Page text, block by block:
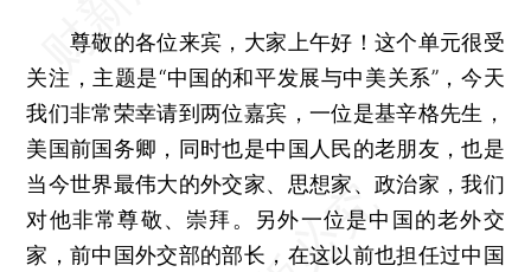
尊敬的各位来宾，大家上午好！这个单元很受
关注，主题是“中国的和平发展与中美关系”，今天
我们非常荣幸请到两位嘉宾，一位是基辛格先生，
美国前国务卿，同时也是中国人民的老朋友，也是
当今世界最伟大的外交家、思想家、政治家，我们
对他非常尊敬、崇拜。另外一位是中国的老外交
家，前中国外交部的部长，在这以前也担任过中国